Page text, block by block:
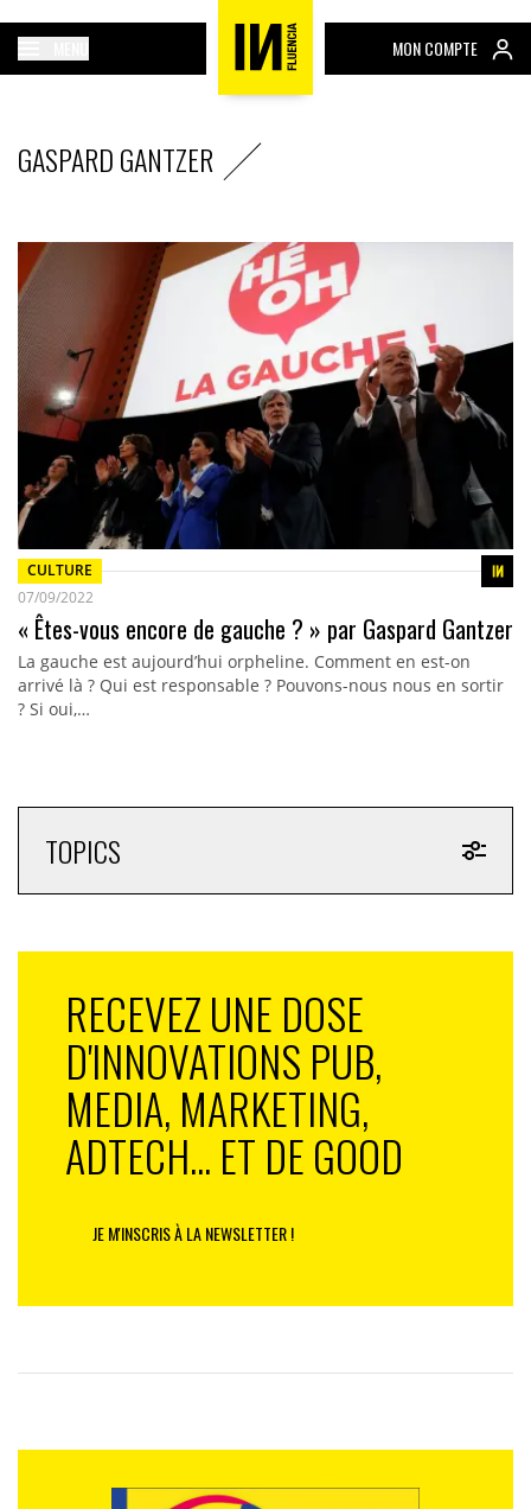
MON COMPTE
GASPARD GANTZER
CULTURE
07/09/2022
« Êtes-vous encore de gauche ? » par Gaspard Gantzer
La gauche est aujourd’hui orpheline. Comment en est-on
arrivé là ? Qui est responsable ? Pouvons-nous nous en sortir
? Si oui,…
TOPICS
RECEVEZ UNE DOSE
D'INNOVATIONS PUB,
MEDIA, MARKETING,
ADTECH... ET DE GOOD
JE M'INSCRIS À LA NEWSLETTER !